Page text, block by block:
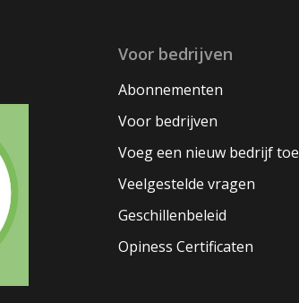
Voor bedrijven
Abonnementen
Voor bedrijven
Voeg een nieuw bedrijf toe
Veelgestelde vragen
Geschillenbeleid
Opiness Certificaten